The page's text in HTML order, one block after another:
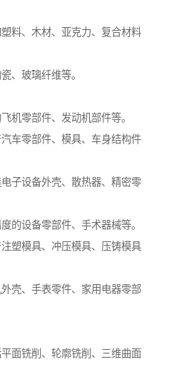
料、木材、亚克力、复合材料
、玻璃纤维等。
机零部件、发动机部件等。
车零部件、模具、车身结构件
子设备外壳、散热器、精密零
的设备零部件、手术器械等。
塑模具、冲压模具、压铸模具
壳、手表零件、家用电器零部
面铣削、轮廓铣削、三维曲面